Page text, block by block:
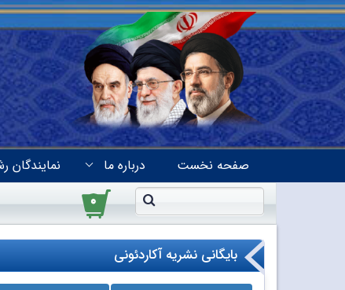
صفحه نخست درباره ما نمایندگان
۰
بایگانی نشریه آکاردئونی